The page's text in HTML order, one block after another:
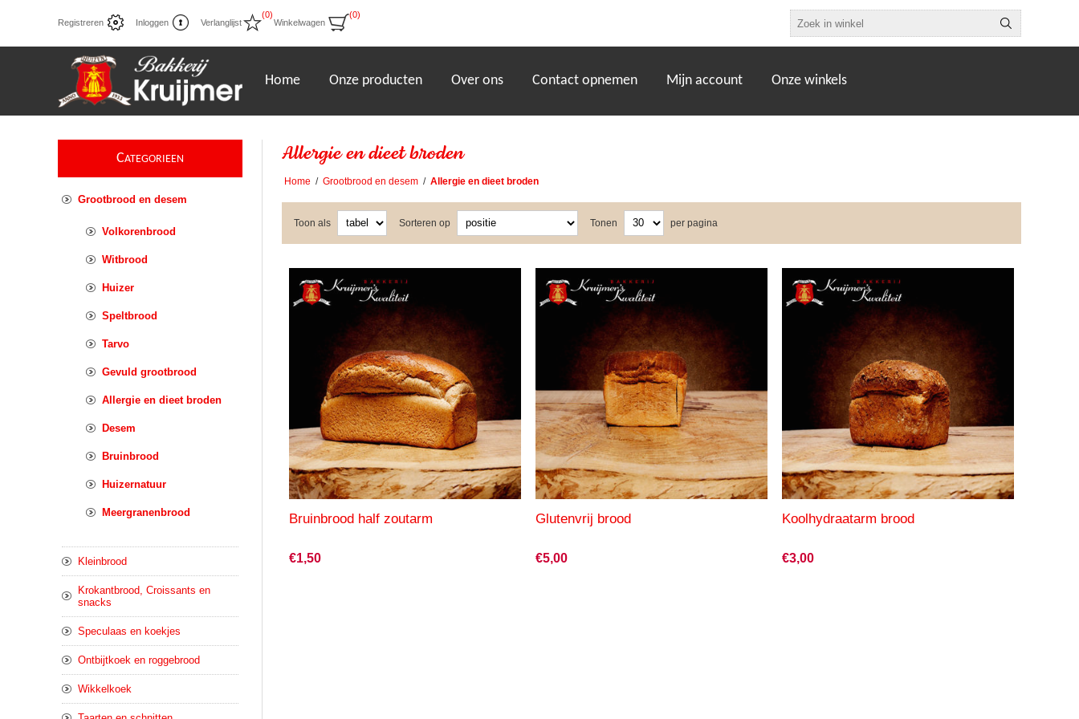
Registreren Inloggen Verlanglijst
(0)
Winkelwagen
(0)
Home Onze producten Over ons Contact opnemen Mijn account Onze winkels
Allergie en dieet broden
Home / Grootbrood en desem / Allergie en dieet broden
Toon als Sorteren op Tonen per pagina
Bruinbrood half zoutarm
€1,50
Glutenvrij brood
€5,00
Koolhydraatarm brood
€3,00
CATEGORIEEN
Grootbrood en desem
Volkorenbrood
Witbrood
Huizer
Speltbrood
Tarvo
Gevuld grootbrood
Allergie en dieet broden
Desem
Bruinbrood
Huizernatuur
Meergranenbrood
Kleinbrood
Krokantbrood, Croissants en
snacks
Speculaas en koekjes
Ontbijtkoek en roggebrood
Wikkelkoek